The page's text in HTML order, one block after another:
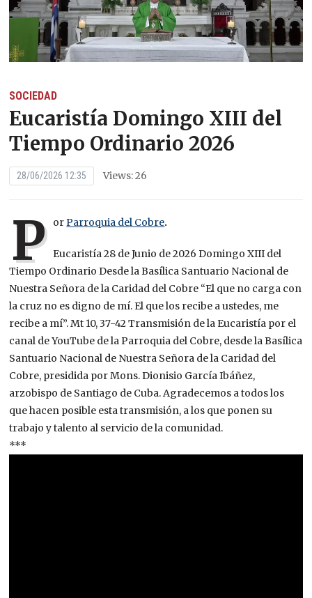
SOCIEDAD
Eucaristía Domingo XIII del
Tiempo Ordinario 2026
28/06/2026 12:35 Views: 26
P orParroquia del Cobre.
Eucaristía 28 de Junio de 2026 Domingo XIII del
Tiempo Ordinario Desde la Basílica Santuario Nacional de
Nuestra Señora de la Caridad del Cobre “El que no carga con
la cruz no es digno de mí. El que los recibe a ustedes, me
recibe a mí”. Mt 10, 37-42 Transmisión de la Eucaristía por el
canal de YouTube de la Parroquia del Cobre, desde la Basílica
Santuario Nacional de Nuestra Señora de la Caridad del
Cobre, presidida por Mons. Dionisio García Ibáñez,
arzobispo de Santiago de Cuba. Agradecemos a todos los
que hacen posible esta transmisión, a los que ponen su
trabajo y talento al servicio de la comunidad.
***